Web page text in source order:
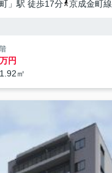
」駅 徒歩17分 京成金町線
円
㎡